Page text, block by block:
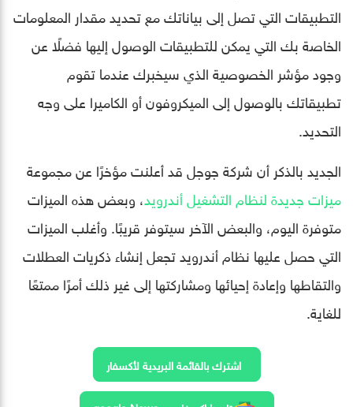
التطبيقات التي تصل إلى بياناتك مع تحديد مقدار المعلومات
الخاصة بك التي يمكن للتطبيقات الوصول إليها فضلًا عن
وجود مؤشر الخصوصية الذي سيخبرك عندما تقوم
تطبيقاتك بالوصول إلى الميكروفون أو الكاميرا على وجه
التحديد.
الجديد بالذكر أن شركة جوجل قد أعلنت مؤخرًا عن مجموعة
ميزات جديدة لنظام التشغيل أندرويد، وبعض هذه الميزات
متوفرة اليوم، والبعض الآخر سيتوفر قريبًا. وأغلب الميزات
التي حصل عليها نظام أندرويد تجعل إنشاء ذكريات العطلات
والتقاطها وإعادة إحيائها ومشاركتها إلى غير ذلك أمرًا ممتعًا
للغاية.
اشترك بالقائمة البريدية لأكسفار